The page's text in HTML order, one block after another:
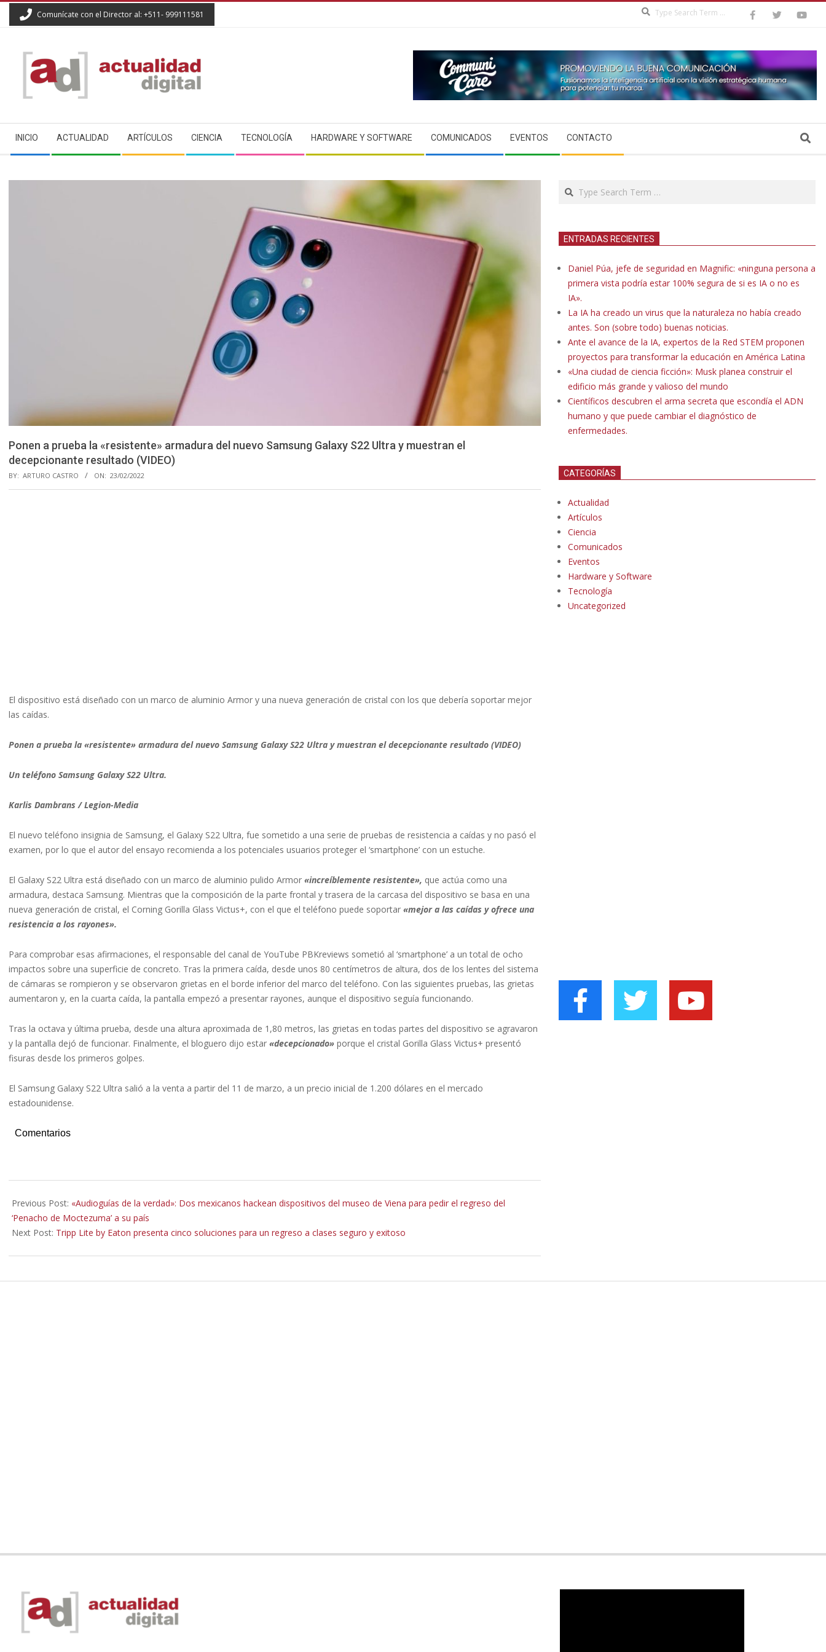
Comunícate con el Director al: +511- 999111581
ACTUALIDAD
DIGITAL
Navigation
Menu
INICIO ACTUALIDAD ARTÍCULOS CIENCIA TECNOLOGÍA HARDWARE Y SOFTWARE COMUNICADOS EVENTOS CONTACTO Search
Ponen a prueba la «resistente» armadura del nuevo Samsung Galaxy S22 Ultra y muestran el
decepcionante resultado (VIDEO)
BY: ARTURO CASTRO ON: 23/02/2022
El dispositivo está diseñado con un marco de aluminio Armor y una nueva generación de cristal con los que debería soportar mejor
las caídas.
Ponen a prueba la «resistente» armadura del nuevo Samsung Galaxy S22 Ultra y muestran el decepcionante resultado (VIDEO)
Un teléfono Samsung Galaxy S22 Ultra.
Karlis Dambrans / Legion-Media
El nuevo teléfono insignia de Samsung, el Galaxy S22 Ultra, fue sometido a una serie de pruebas de resistencia a caídas y no pasó el
examen, por lo que el autor del ensayo recomienda a los potenciales usuarios proteger el ‘smartphone’ con un estuche.
El Galaxy S22 Ultra está diseñado con un marco de aluminio pulido Armor «increíblemente resistente», que actúa como una
armadura, destaca Samsung. Mientras que la composición de la parte frontal y trasera de la carcasa del dispositivo se basa en una
nueva generación de cristal, el Corning Gorilla Glass Victus+, con el que el teléfono puede soportar «mejor a las caídas y ofrece una
resistencia a los rayones».
Para comprobar esas afirmaciones, el responsable del canal de YouTube PBKreviews sometió al ‘smartphone’ a un total de ocho
impactos sobre una superficie de concreto. Tras la primera caída, desde unos 80 centímetros de altura, dos de los lentes del sistema
de cámaras se rompieron y se observaron grietas en el borde inferior del marco del teléfono. Con las siguientes pruebas, las grietas
aumentaron y, en la cuarta caída, la pantalla empezó a presentar rayones, aunque el dispositivo seguía funcionando.
Tras la octava y última prueba, desde una altura aproximada de 1,80 metros, las grietas en todas partes del dispositivo se agravaron
y la pantalla dejó de funcionar. Finalmente, el bloguero dijo estar «decepcionado» porque el cristal Gorilla Glass Victus+ presentó
fisuras desde los primeros golpes.
El Samsung Galaxy S22 Ultra salió a la venta a partir del 11 de marzo, a un precio inicial de 1.200 dólares en el mercado
estadounidense.
Comentarios
02-
23
Previous Post: «Audioguías de la verdad»: Dos mexicanos hackean dispositivos del museo de Viena para pedir el regreso del
‘Penacho de Moctezuma’ a su país
Next Post: Tripp Lite by Eaton presenta cinco soluciones para un regreso a clases seguro y exitoso
Search
ENTRADAS RECIENTES
Daniel Púa, jefe de seguridad en Magnific: «ninguna persona a
primera vista podría estar 100% segura de si es IA o no es
IA».
La IA ha creado un virus que la naturaleza no había creado
antes. Son (sobre todo) buenas noticias.
Ante el avance de la IA, expertos de la Red STEM proponen
proyectos para transformar la educación en América Latina
«Una ciudad de ciencia ficción»: Musk planea construir el
edificio más grande y valioso del mundo
Científicos descubren el arma secreta que escondía el ADN
humano y que puede cambiar el diagnóstico de
enfermedades.
CATEGORÍAS
Actualidad
Artículos
Ciencia
Comunicados
Eventos
Hardware y Software
Tecnología
Uncategorized